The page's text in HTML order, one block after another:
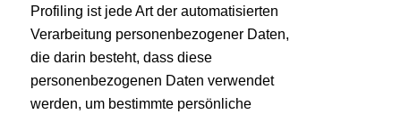
Profiling ist jede Art der automatisierten
Verarbeitung personenbezogener Daten,
die darin besteht, dass diese
personenbezogenen Daten verwendet
werden, um bestimmte persönliche